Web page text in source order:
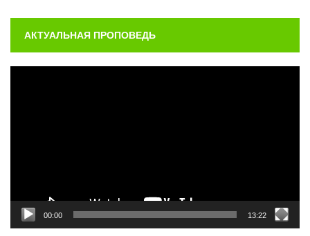
АКТУАЛЬНАЯ ПРОПОВЕДЬ
00:00 13:22